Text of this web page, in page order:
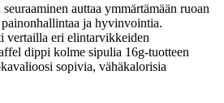
auttaa ymmärtämään ruoan
painonhallintaa ja hyvinvointia.
vertailla eri elintarvikkeiden
dippi kolme sipulia 16g-tuotteen
sopivia, vähäkalorisia